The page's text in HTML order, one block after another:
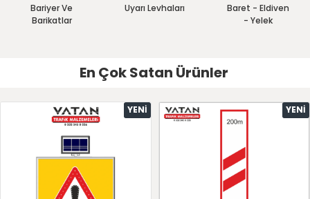
Bariyer Ve
Barikatlar
Uyarı Levhaları
Baret - Eldiven
- Yelek
En Çok Satan Ürünler
YENI YENI